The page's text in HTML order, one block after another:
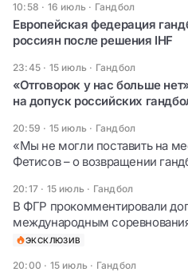
10:58 · 16 июль · Гандбол
Европейская федерация
россиян после решения IHF
23:45 · 15 июль · Гандбол
«Отговорок у нас больше
на допуск российских
20:59 · 15 июль · Гандбол
«Мы не могли поставить на
Фетисов – о возвращении
20:17 · 15 июль · Гандбол
В ФГР прокомментировали
международным
ЭКСКЛЮЗИВ
20:00 · 15 июль · Гандбол